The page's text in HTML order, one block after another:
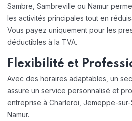
Sambre, Sambreville ou Namur
les activités principales tout en
Vous payez uniquement pour les
déductibles à la TVA.
Flexibilité et
Avec des horaires adaptables, un
assure un service personnalisé et
entreprise à Charleroi, Jemeppe-
Namur.